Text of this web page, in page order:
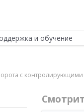
и обучение
с